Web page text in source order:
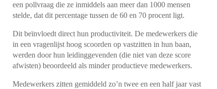
een pollvraag die ze inmiddels aan meer dan 1000 mensen
stelde, dat dit percentage tussen de 60 en 70 procent ligt.
Dit beïnvloedt direct hun productiviteit. De medewerkers die
in een vragenlijst hoog scoorden op vastzitten in hun baan,
werden door hun leidinggevenden (die niet van deze score
afwisten) beoordeeld als minder productieve medewerkers.
Medewerkers zitten gemiddeld zo’n twee en een half jaar vast